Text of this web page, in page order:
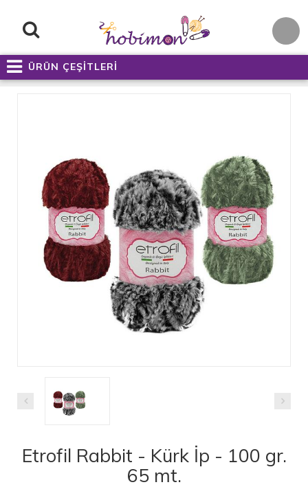
ÜRÜN ÇEŞİTLERİ
Etrofil Rabbit - Kürk İp - 100 gr.
65 mt.